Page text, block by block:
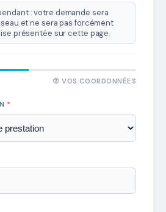
: votre demande sera
et ne sera pas forcément
présentée sur cette page.
② VOS COORDONNÉES
*